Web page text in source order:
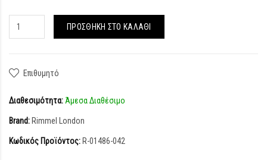
ΠΡΟΣΘΉΚΗ ΣΤΟ ΚΑΛΆΘΙ
Επιθυμητό
Διαθεσιμότητα: Άμεσα Διαθέσιμο
Brand: Rimmel London
Κωδικός Προϊόντος: R-01486-042